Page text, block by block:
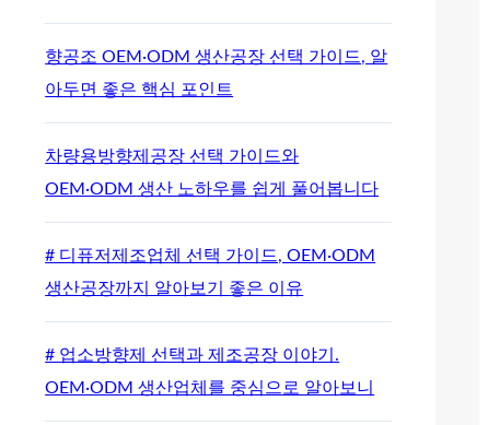
향공조 OEM·ODM 생산공장 선택 가이드, 알
아두면 좋은 핵심 포인트
차량용방향제공장 선택 가이드와
OEM·ODM 생산 노하우를 쉽게 풀어봅니다
# 디퓨저제조업체 선택 가이드, OEM·ODM
생산공장까지 알아보기 좋은 이유
# 업소방향제 선택과 제조공장 이야기.
OEM·ODM 생산업체를 중심으로 알아보니